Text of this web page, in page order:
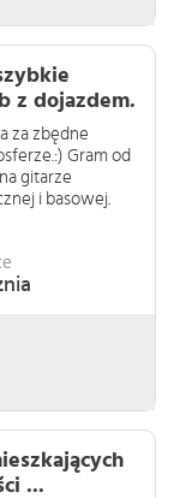
z dojazdem.
za zbędne
Gram od
gitarze
i basowej.
...